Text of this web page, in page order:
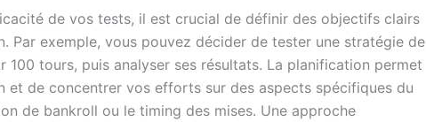
de vos tests, il est crucial de définir des objectifs clairs
Par exemple, vous pouvez décider de tester une stratégie de
100 tours, puis analyser ses résultats. La planification permet
et de concentrer vos efforts sur des aspects spécifiques du
de bankroll ou le timing des mises. Une approche